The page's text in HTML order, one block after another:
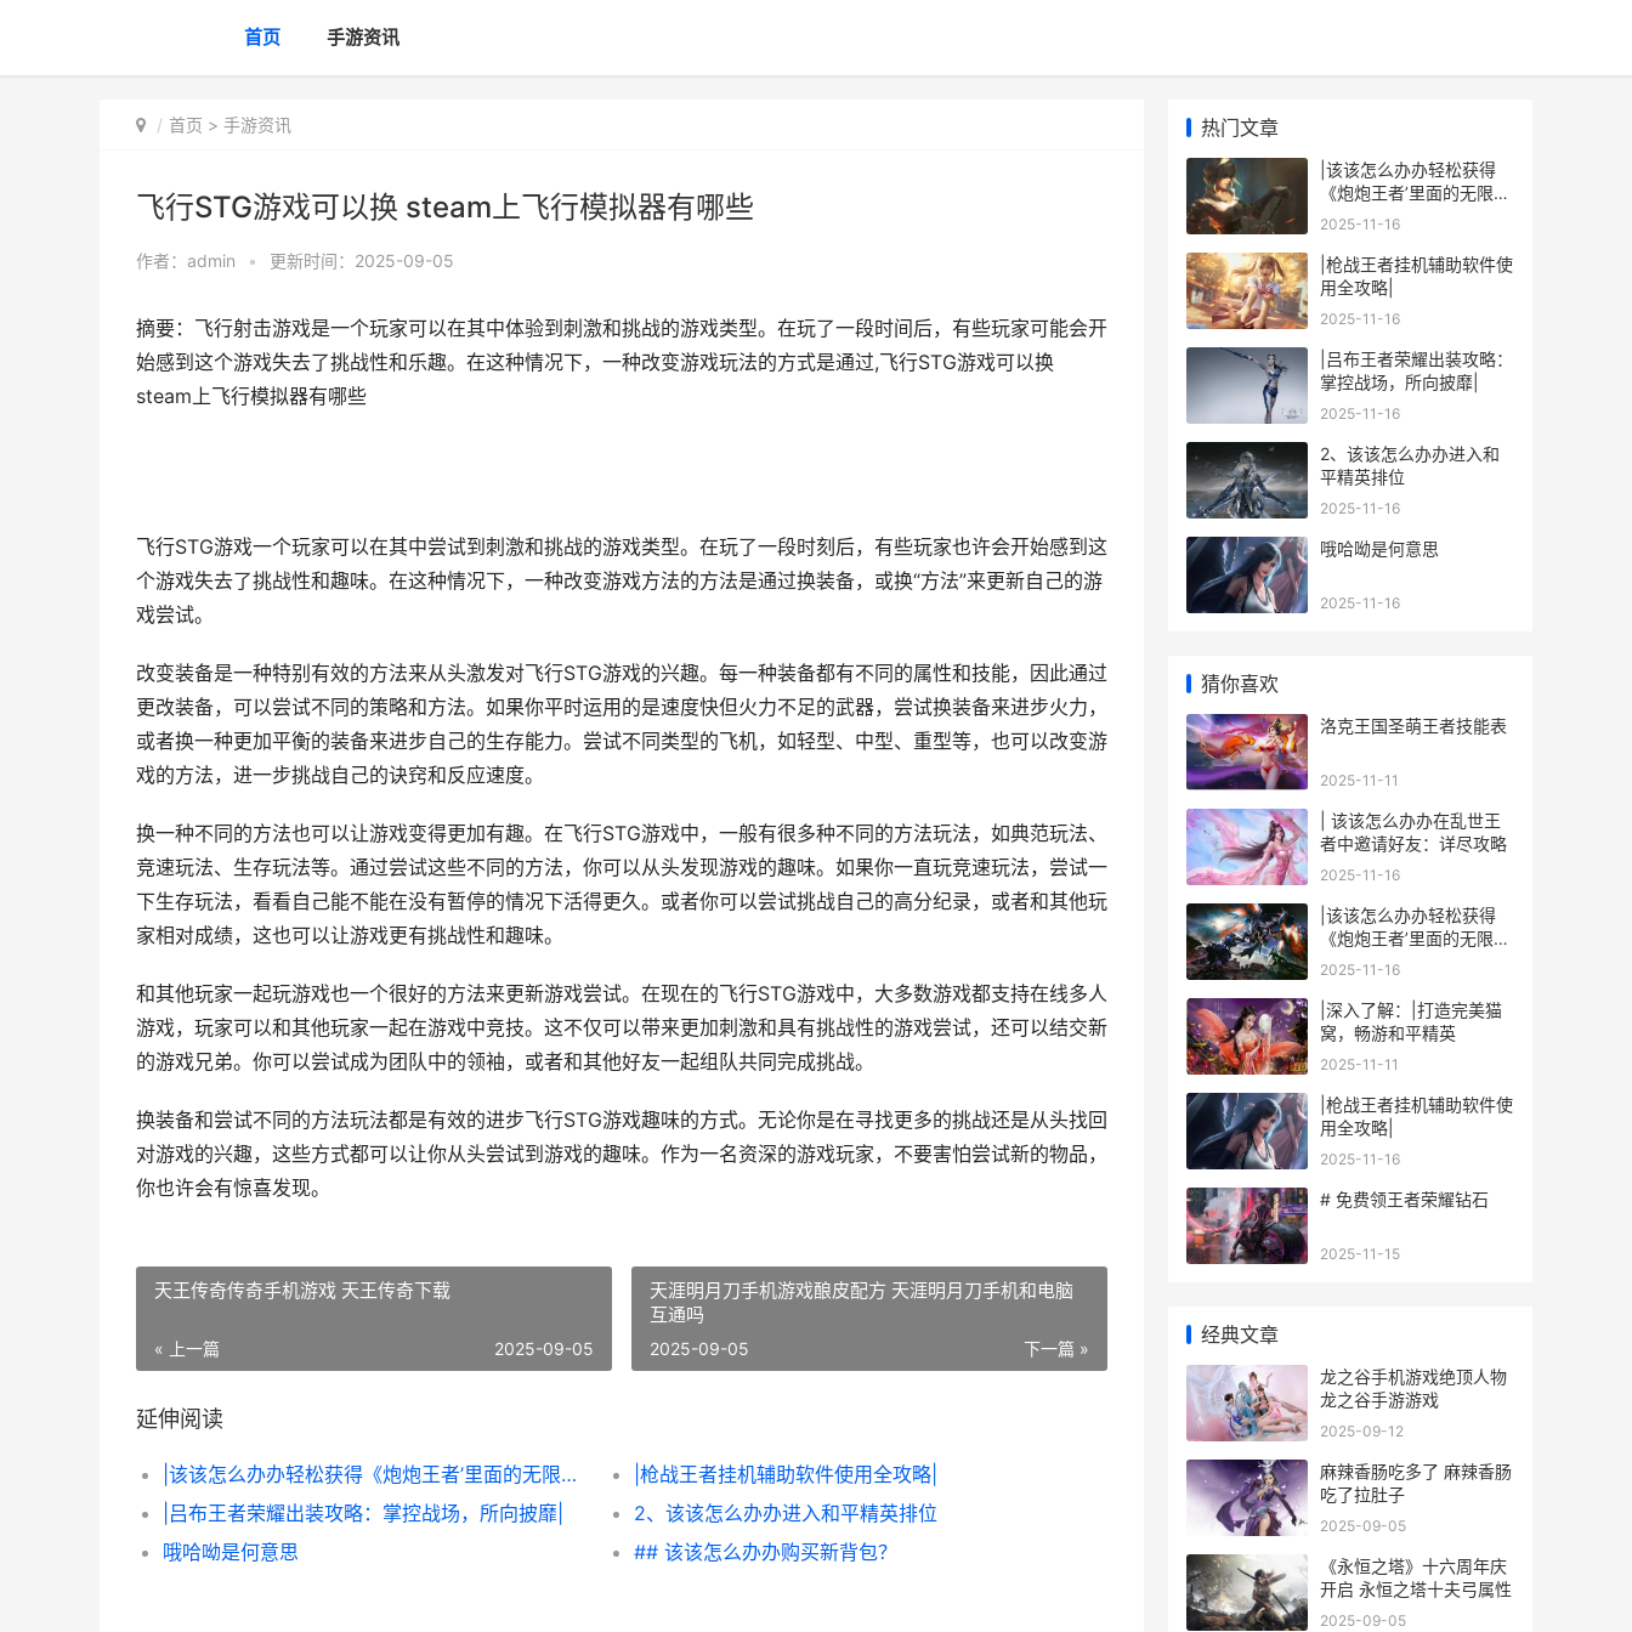
首页 手游资讯
首页 > 手游资讯
飞行STG游戏可以换 steam上飞行模拟器有哪些
作者： admin • 更新时间：2025-09-05
摘要：飞行射击游戏是一个玩家可以在其中体验到刺激和挑战的游戏类型。在玩了一段时间后，有些玩家可能会开
始感到这个游戏失去了挑战性和乐趣。在这种情况下，一种改变游戏玩法的方式是通过,飞行STG游戏可以换
steam上飞行模拟器有哪些
飞行STG游戏一个玩家可以在其中尝试到刺激和挑战的游戏类型。在玩了一段时刻后，有些玩家也许会开始感到这
个游戏失去了挑战性和趣味。在这种情况下，一种改变游戏方法的方法是通过换装备，或换“方法”来更新自己的游
戏尝试。
改变装备是一种特别有效的方法来从头激发对飞行STG游戏的兴趣。每一种装备都有不同的属性和技能，因此通过
更改装备，可以尝试不同的策略和方法。如果你平时运用的是速度快但火力不足的武器，尝试换装备来进步火力，
或者换一种更加平衡的装备来进步自己的生存能力。尝试不同类型的飞机，如轻型、中型、重型等，也可以改变游
戏的方法，进一步挑战自己的诀窍和反应速度。
换一种不同的方法也可以让游戏变得更加有趣。在飞行STG游戏中，一般有很多种不同的方法玩法，如典范玩法、
竞速玩法、生存玩法等。通过尝试这些不同的方法，你可以从头发现游戏的趣味。如果你一直玩竞速玩法，尝试一
下生存玩法，看看自己能不能在没有暂停的情况下活得更久。或者你可以尝试挑战自己的高分纪录，或者和其他玩
家相对成绩，这也可以让游戏更有挑战性和趣味。
和其他玩家一起玩游戏也一个很好的方法来更新游戏尝试。在现在的飞行STG游戏中，大多数游戏都支持在线多人
游戏，玩家可以和其他玩家一起在游戏中竞技。这不仅可以带来更加刺激和具有挑战性的游戏尝试，还可以结交新
的游戏兄弟。你可以尝试成为团队中的领袖，或者和其他好友一起组队共同完成挑战。
换装备和尝试不同的方法玩法都是有效的进步飞行STG游戏趣味的方式。无论你是在寻找更多的挑战还是从头找回
对游戏的兴趣，这些方式都可以让你从头尝试到游戏的趣味。作为一名资深的游戏玩家，不要害怕尝试新的物品，
你也许会有惊喜发现。
天王传奇传奇手机游戏 天王传奇下载
« 上一篇 2025-09-05
天涯明月刀手机游戏酿皮配方 天涯明月刀手机和电脑
互通吗
下一篇 »
2025-09-05
延伸阅读
|该该怎么办办轻松获得《炮炮王者’里面的无限金币和星星|
|枪战王者挂机辅助软件使用全攻略|
|吕布王者荣耀出装攻略：掌控战场，所向披靡|
2、该该怎么办办进入和平精英排位
哦哈呦是何意思
## 该该怎么办办购买新背包？
热门文章
|该该怎么办办轻松获得
《炮炮王者’里面的无限金
币和星星|
2025-11-16
|枪战王者挂机辅助软件使
用全攻略|
2025-11-16
|吕布王者荣耀出装攻略：
掌控战场，所向披靡|
2025-11-16
2、该该怎么办办进入和
平精英排位
2025-11-16
哦哈呦是何意思
2025-11-16
猜你喜欢
洛克王国圣萌王者技能表
2025-11-11
| 该该怎么办办在乱世王
者中邀请好友：详尽攻略
2025-11-16
|该该怎么办办轻松获得
《炮炮王者’里面的无限金
币和星星|
2025-11-16
|深入了解：|打造完美猫
窝，畅游和平精英
2025-11-11
|枪战王者挂机辅助软件使
用全攻略|
2025-11-16
# 免费领王者荣耀钻石
2025-11-15
经典文章
龙之谷手机游戏绝顶人物
龙之谷手游游戏
2025-09-12
麻辣香肠吃多了 麻辣香肠
吃了拉肚子
2025-09-05
《永恒之塔》十六周年庆
开启 永恒之塔十夫弓属性
2025-09-05